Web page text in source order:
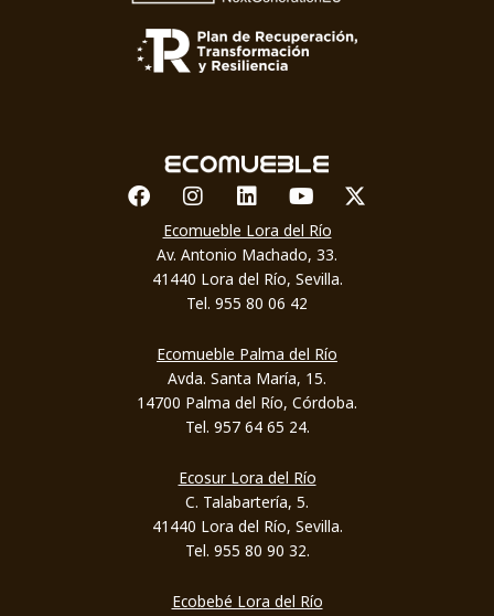
FacebookInstagram
LinkedinYoutubeX-twitter
Ecomueble Lora del Río
Av. Antonio Machado, 33.
41440 Lora del Río, Sevilla.
Tel. 955 80 06 42
Ecomueble Palma del Río
Avda. Santa María, 15.
14700 Palma del Río, Córdoba.
Tel. 957 64 65 24.
Ecosur Lora del Río
C. Talabartería, 5.
41440 Lora del Río, Sevilla.
Tel. 955 80 90 32.
Ecobebé Lora del Río